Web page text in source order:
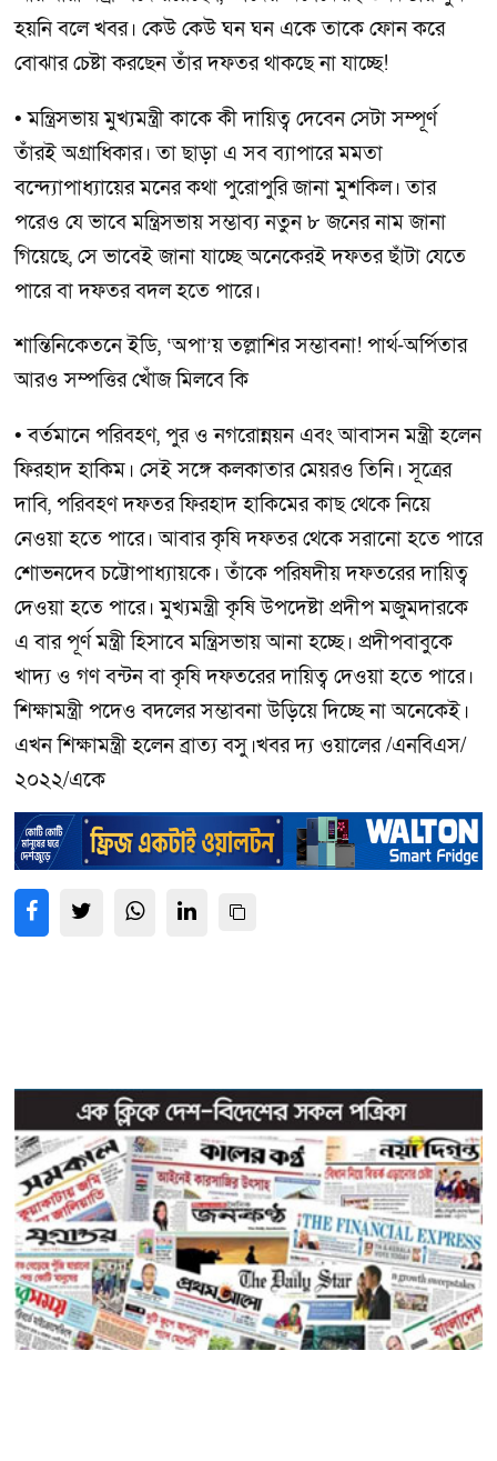
হয়নি বলে খবর। কেউ কেউ ঘন ঘন একে তাকে ফোন করে
বোঝার চেষ্টা করছেন তাঁর দফতর থাকছে না যাচ্ছে!
• মন্ত্রিসভায় মুখ্যমন্ত্রী কাকে কী দায়িত্ব দেবেন সেটা সম্পূর্ণ
তাঁরই অগ্রাধিকার। তা ছাড়া এ সব ব্যাপারে মমতা
বন্দ্যোপাধ্যায়ের মনের কথা পুরোপুরি জানা মুশকিল। তার
পরেও যে ভাবে মন্ত্রিসভায় সম্ভাব্য নতুন ৮ জনের নাম জানা
গিয়েছে, সে ভাবেই জানা যাচ্ছে অনেকেরই দফতর ছাঁটা যেতে
পারে বা দফতর বদল হতে পারে।
শান্তিনিকেতনে ইডি, ‘অপা’য় তল্লাশির সম্ভাবনা! পার্থ-অর্পিতার
আরও সম্পত্তির খোঁজ মিলবে কি
• বর্তমানে পরিবহণ, পুর ও নগরোন্নয়ন এবং আবাসন মন্ত্রী হলেন
ফিরহাদ হাকিম। সেই সঙ্গে কলকাতার মেয়রও তিনি। সূত্রের
দাবি, পরিবহণ দফতর ফিরহাদ হাকিমের কাছ থেকে নিয়ে
নেওয়া হতে পারে। আবার কৃষি দফতর থেকে সরানো হতে পারে
শোভনদেব চট্টোপাধ্যায়কে। তাঁকে পরিষদীয় দফতরের দায়িত্ব
দেওয়া হতে পারে। মুখ্যমন্ত্রী কৃষি উপদেষ্টা প্রদীপ মজুমদারকে
এ বার পূর্ণ মন্ত্রী হিসাবে মন্ত্রিসভায় আনা হচ্ছে। প্রদীপবাবুকে
খাদ্য ও গণ বন্টন বা কৃষি দফতরের দায়িত্ব দেওয়া হতে পারে।
শিক্ষামন্ত্রী পদেও বদলের সম্ভাবনা উড়িয়ে দিচ্ছে না অনেকেই।
এখন শিক্ষামন্ত্রী হলেন ব্রাত্য বসু।খবর দ্য ওয়ালের /এনবিএস/
২০২২/একে